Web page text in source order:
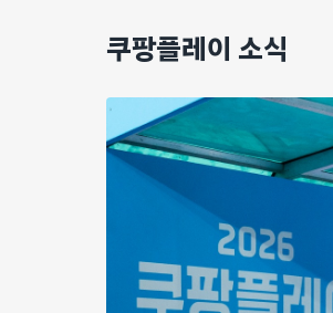
쿠팡플레이 소식